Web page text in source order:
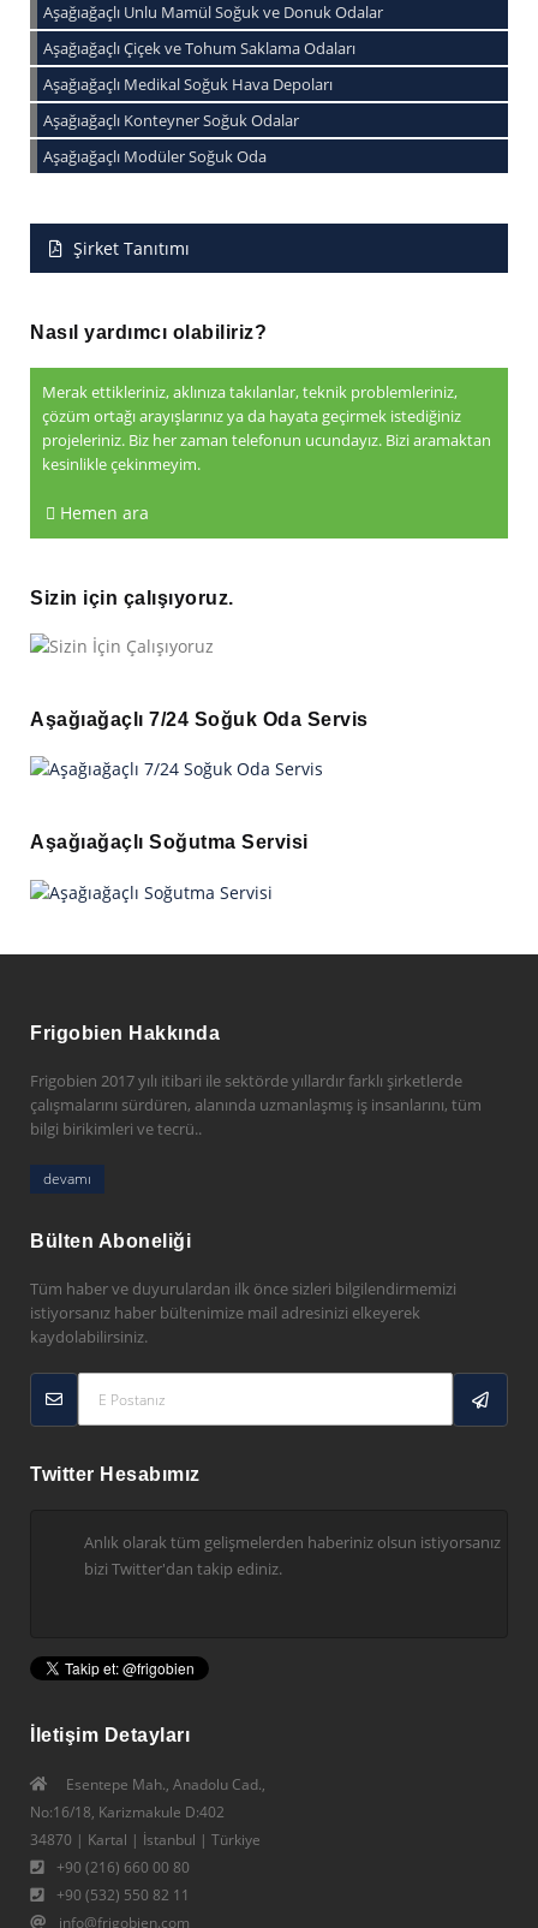
Aşağıağaçlı Unlu Mamül Soğuk ve Donuk Odalar
Aşağıağaçlı Çiçek ve Tohum Saklama Odaları
Aşağıağaçlı Medikal Soğuk Hava Depoları
Aşağıağaçlı Konteyner Soğuk Odalar
Aşağıağaçlı Modüler Soğuk Oda
Şirket Tanıtımı
Nasıl yardımcı olabiliriz?
Merak ettikleriniz, aklınıza takılanlar, teknik problemleriniz,
çözüm ortağı arayışlarınız ya da hayata geçirmek istediğiniz
projeleriniz. Biz her zaman telefonun ucundayız. Bizi aramaktan
kesinlikle çekinmeyim.
Hemen ara
Sizin için çalışıyoruz.
Aşağıağaçlı 7/24 Soğuk Oda Servis
Aşağıağaçlı Soğutma Servisi
Frigobien Hakkında
Frigobien 2017 yılı itibari ile sektörde yıllardır farklı şirketlerde
çalışmalarını sürdüren, alanında uzmanlaşmış iş insanlarını, tüm
bilgi birikimleri ve tecrü..
devamı
Bülten Aboneliği
Tüm haber ve duyurulardan ilk önce sizleri bilgilendirmemizi
istiyorsanız haber bültenimize mail adresinizi elkeyerek
kaydolabilirsiniz.
Twitter Hesabımız
Anlık olarak tüm gelişmelerden haberiniz olsun istiyorsanız
bizi Twitter'dan takip ediniz.
İletişim Detayları
Esentepe Mah., Anadolu Cad.,
No:16/18, Karizmakule D:402
34870 | Kartal | İstanbul | Türkiye
+90 (216) 660 00 80
+90 (532) 550 82 11
info@frigobien.com